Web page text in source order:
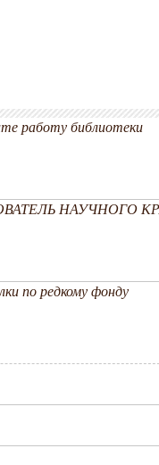
работу библиотеки
НАУЧНОГО
по редкому фонду